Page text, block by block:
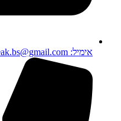
אימיל: bikefreak.bs@gmail.com